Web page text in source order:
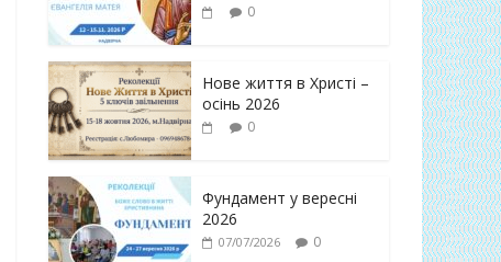
0
Нове життя в Христі –
осінь 2026
0
Фундамент у вересні
2026
07/07/2026 0